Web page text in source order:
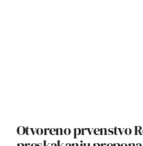
Otvoreno prvenstvo